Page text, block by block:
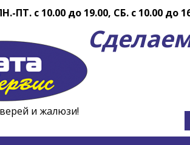
ПТ. c 10.00 до 19.00, СБ. с 10.00 до
и жалюзи!